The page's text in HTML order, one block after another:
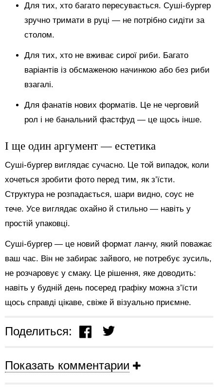
Для тих, хто багато пересувається. Суші-бургер
зручно тримати в руці — не потрібно сидіти за
столом.
Для тих, хто не вживає сирої риби. Багато
варіантів із обсмаженою начинкою або без риби
взагалі.
Для фанатів нових форматів. Це не черговий
рол і не банальний фастфуд — це щось інше.
І ще один аргумент — естетика
Суші-бургер виглядає сучасно. Це той випадок, коли
хочеться зробити фото перед тим, як з’їсти.
Структура не розпадається, шари видно, соус не
тече. Усе виглядає охайно й стильно — навіть у
простій упаковці.
Суші-бургер — це новий формат ланчу, який поважає
ваш час. Він не забирає зайвого, не потребує зусиль,
не розчаровує у смаку. Це рішення, яке доводить:
навіть у будній день посеред графіку можна з’їсти
щось справді цікаве, свіже й візуально приємне.
Поделиться:
Показать комментарии